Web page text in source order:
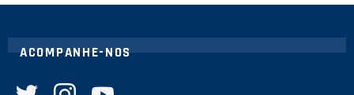
ACOMPANHE-NOS